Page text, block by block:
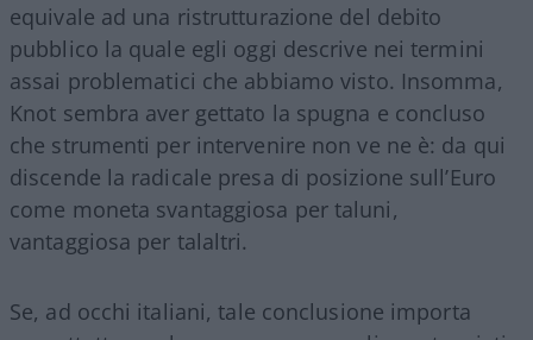
equivale ad una ristrutturazione del debito
pubblico la quale egli oggi descrive nei termini
assai problematici che abbiamo visto. Insomma,
Knot sembra aver gettato la spugna e concluso
che strumenti per intervenire non ve ne è: da qui
discende la radicale presa di posizione sull’Euro
come moneta svantaggiosa per taluni,
vantaggiosa per talaltri.
Se, ad occhi italiani, tale conclusione importa